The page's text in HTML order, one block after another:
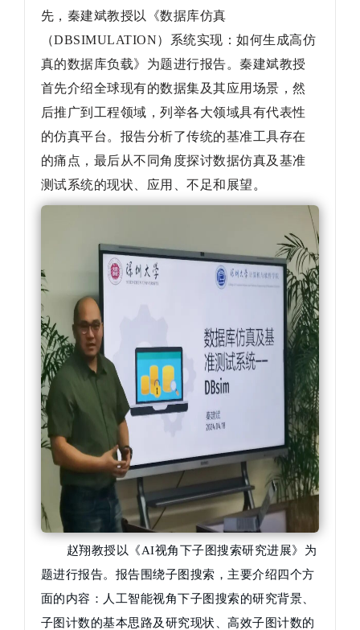
先，秦建斌教授以《数据库仿真
（DBSIMULATION）系统实现：如何生成高仿
真的数据库负载》为题进行报告。秦建斌教授
首先介绍全球现有的数据集及其应用场景，然
后推广到工程领域，列举各大领域具有代表性
的仿真平台。报告分析了传统的基准工具存在
的痛点，最后从不同角度探讨数据仿真及基准
测试系统的现状、应用、不足和展望 。
赵翔教授以《AI视角下子图搜索研究进展》为
题进行报告。报告围绕子图搜索，主要介绍四个方
面的内容：人工智能视角下子图搜索的研究背景、
子图计数的基本思路及研究现状、高效子图计数的